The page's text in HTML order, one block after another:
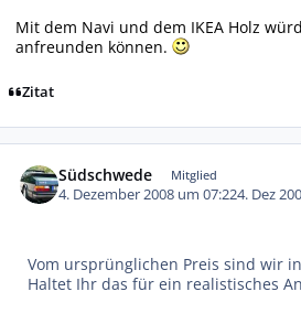
Mit dem Navi und dem IKEA Holz
anfreunden können.
Zitat
Südschwede Mitglied
4. Dezember 2008 um 07:224. Dez
Vom ursprünglichen Preis sind wir
Haltet Ihr das für ein realistisches